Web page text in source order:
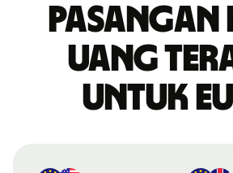
Pasangan
uang
untuk